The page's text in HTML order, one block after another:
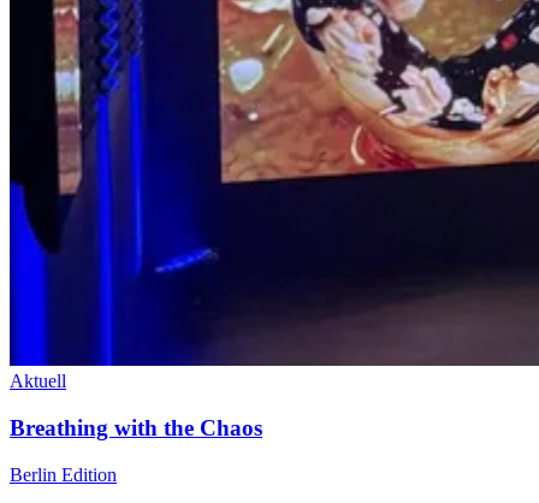
Aktuell
Breathing with the Chaos
Berlin Edition